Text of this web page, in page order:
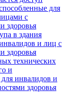
для
с
здоровья
в здания
и лиц с
здоровья
технических
и
инвалидов и
здоровья